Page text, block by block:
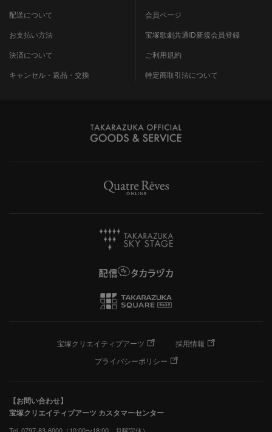
配送について
お支払い方法
決済について
キャンセル・返品・交換
会員ページ
宝塚歌劇共通ID新規会員登録
ご利用規約
特定商取引法について
宝塚クリエイティブアーツ
採用情報
プライバシーポリシー
【お問い合わせ】
宝塚クリエイティブアーツ カスタマーセンター